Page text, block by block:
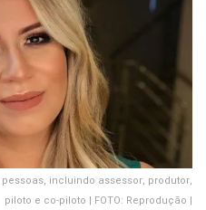
incluindo assessor, produtor,
piloto e co-piloto | FOTO: Reprodução |